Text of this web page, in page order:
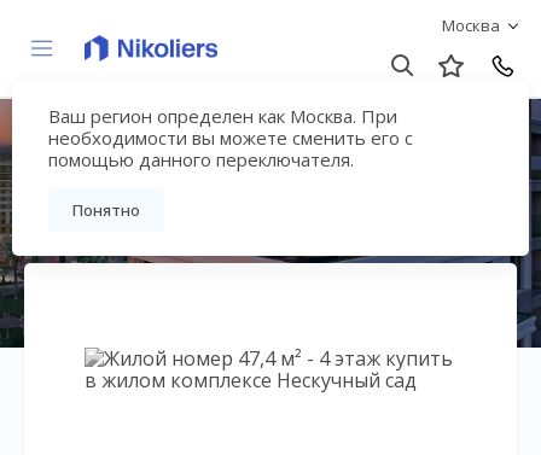
Москва
Ваш регион определен как Москва. При
необходимости вы можете сменить его с
помощью данного переключателя.
Понятно
Нескучный сад
Вернуться на страницу гостиничного